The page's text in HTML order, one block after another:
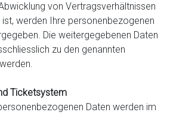
von Vertragsverhältnissen
werden Ihre personenbezogenen
Die weitergegebenen Daten
zu den genannten
Ticketsystem
Daten werden im